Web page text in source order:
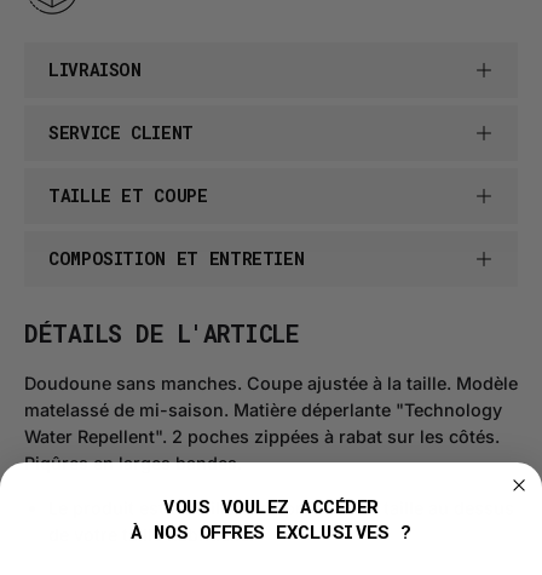
LIVRAISON
SERVICE CLIENT
TAILLE ET COUPE
COMPOSITION ET ENTRETIEN
DÉTAILS DE L'ARTICLE
Doudoune sans manches. Coupe ajustée à la taille. Modèle
matelassé de mi-saison. Matière déperlante "Technology
Water Repellent". 2 poches zippées à rabat sur les côtés.
Piqûres en larges bandes.
Le produit est de taille slim, prenez une taille au dessus
de votre taille habituelle.
VOUS VOULEZ ACCÉDER
À NOS OFFRES EXCLUSIVES ?